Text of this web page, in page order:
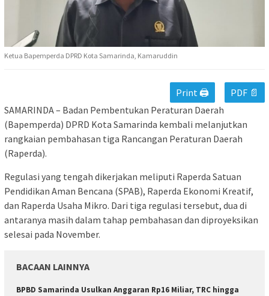
Ketua Bapemperda DPRD Kota Samarinda, Kamaruddin
Print 🖨
PDF 📄
SAMARINDA – Badan Pembentukan Peraturan Daerah
(Bapemperda) DPRD Kota Samarinda kembali melanjutkan
rangkaian pembahasan tiga Rancangan Peraturan Daerah
(Raperda).
Regulasi yang tengah dikerjakan meliputi Raperda Satuan
Pendidikan Aman Bencana (SPAB), Raperda Ekonomi Kreatif,
dan Raperda Usaha Mikro. Dari tiga regulasi tersebut, dua di
antaranya masih dalam tahap pembahasan dan diproyeksikan
selesai pada November.
BACAAN LAINNYA
BPBD Samarinda Usulkan Anggaran Rp16 Miliar, TRC hingga